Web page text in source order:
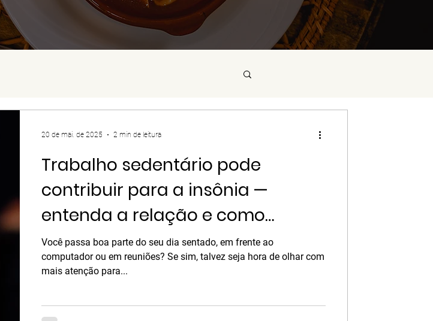
Trabalho sedentário pode
contribuir para a insônia —
entenda a relação e como
mudar esse cenário
Você passa boa parte do seu dia sentado, em frente ao
computador ou em reuniões? Se sim, talvez seja hora de olhar com
mais atenção para...
20 de mai. de 2025 2 min de leitura